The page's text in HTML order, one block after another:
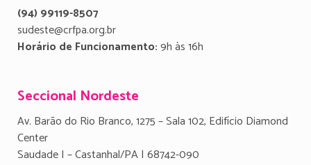
(94) 99119-8507
sudeste@crfpa.org.br
Horário de Funcionamento:9h às 16h
Seccional Nordeste
Av. Barão do Rio Branco, 1275 – Sala 102, Edifício Diamond
Center
Saudade I – Castanhal/PA | 68742-090